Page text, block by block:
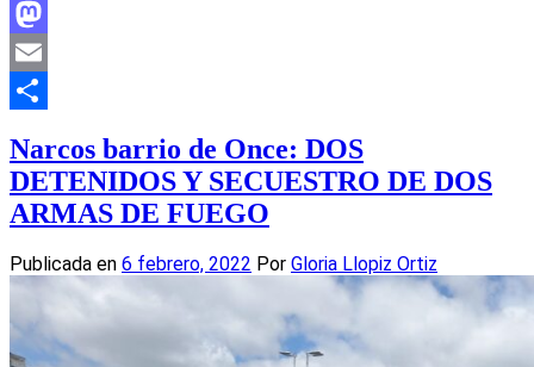
Facebook
Mastodon
Email
Narcos barrio de Once: DOS
DETENIDOS Y SECUESTRO DE DOS
ARMAS DE FUEGO
Publicada en 6 febrero, 2022 Por Gloria Llopiz Ortiz